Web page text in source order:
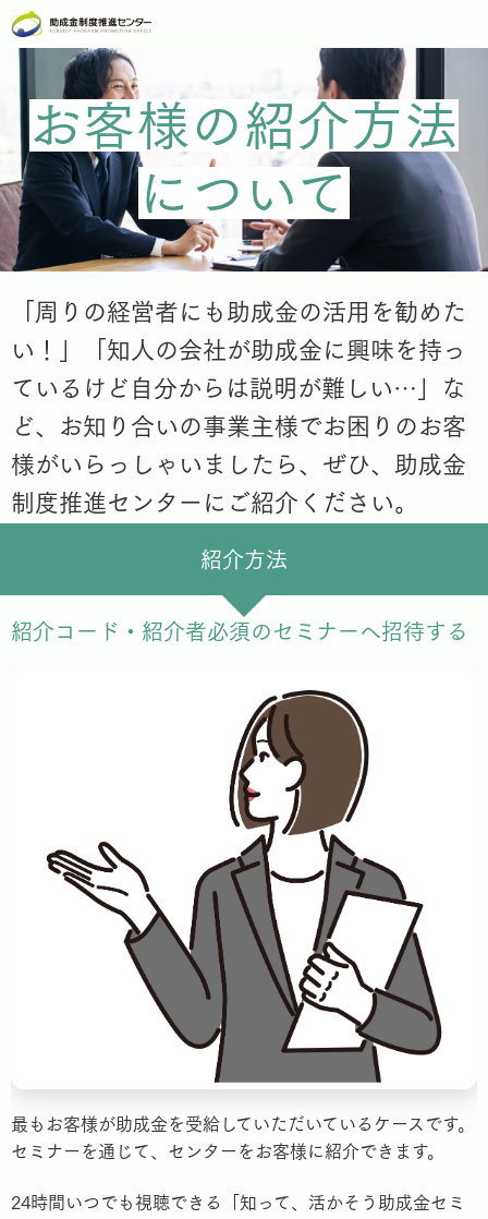
お客様の紹介方法
について
「周りの経営者にも助成金の活用を勧めた
い！」「知人の会社が助成金に興味を持っ
ているけど自分からは説明が難しい…」な
ど、お知り合いの事業主様でお困りのお客
様がいらっしゃいましたら、ぜひ、助成金
制度推進センターにご紹介ください。
紹介方法
紹介コード・紹介者必須のセミナーへ招待する
最もお客様が助成金を受給していただいているケースです。
セミナーを通じて、センターをお客様に紹介できます。
24時間いつでも視聴できる「知って、活かそう助成金セミ